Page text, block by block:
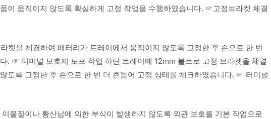
이 움직이지 않도록 확실하게 고정 작업을 수행하였습니다. ☞고정브라켓 체결
켓을 체결하여 배터리가 트레이에서 움직이지 않도록 고정한 후 손으로 한 번
. ☞ 터미널 보호제 도포 작업 하단 트레이에 12mm 볼트로 고정 브라켓을 체결
도록 고정한 후 손으로 한 번 더 흔들어 고정 상태를 체크하였습니다. ☞ 터미널
물질이나 황산납에 의한 부식이 발생하지 않도록 외관 보호를 기본 작업으로